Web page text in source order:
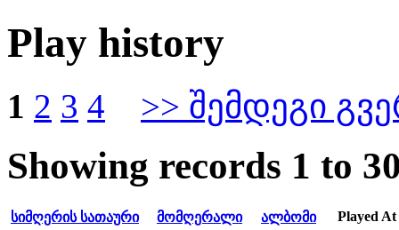
Play history
1 2 3 4 >> შემდეგი
Showing records 1 to
სიმღერის სათაური მომღერალი ალბომი
Played At